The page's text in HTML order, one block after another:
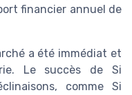
financier annuel de
a été immédiat et
Le succès de Si
comme Si